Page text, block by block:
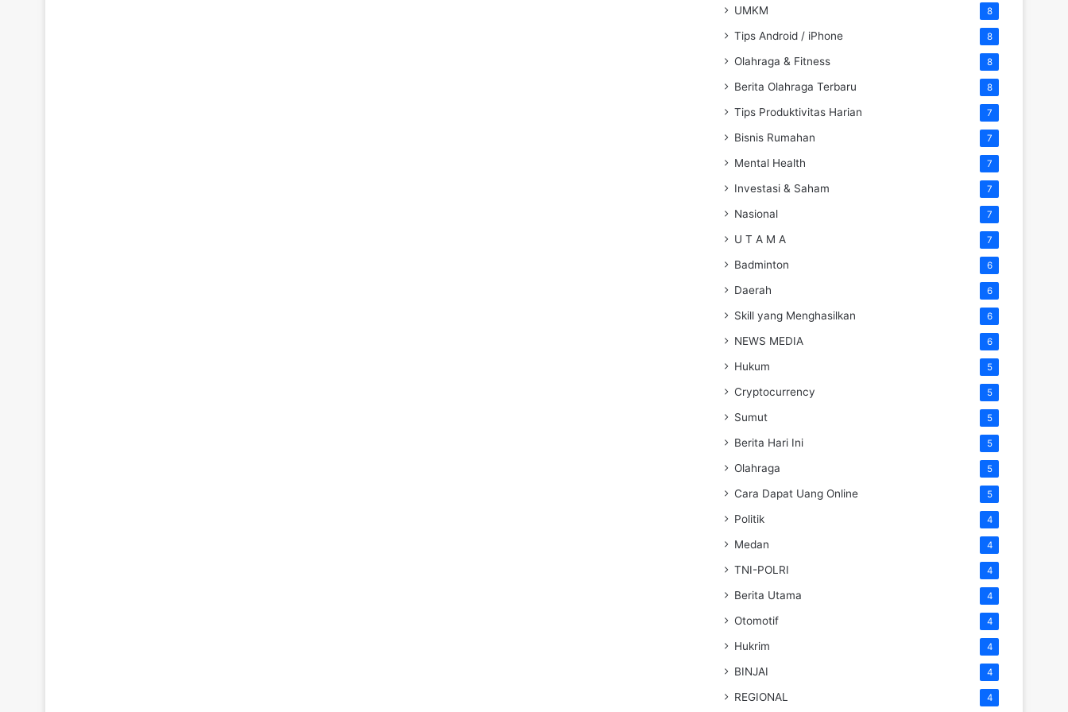
UMKM 8
Tips Android / iPhone 8
Olahraga & Fitness 8
Berita Olahraga Terbaru 8
Tips Produktivitas Harian 7
Bisnis Rumahan 7
Mental Health 7
Investasi & Saham 7
Nasional 7
U T A M A 7
Badminton 6
Daerah 6
Skill yang Menghasilkan 6
NEWS MEDIA 6
Hukum 5
Cryptocurrency 5
Sumut 5
Berita Hari Ini 5
Olahraga 5
Cara Dapat Uang Online 5
Politik 4
Medan 4
TNI-POLRI 4
Berita Utama 4
Otomotif 4
Hukrim 4
BINJAI 4
REGIONAL 4